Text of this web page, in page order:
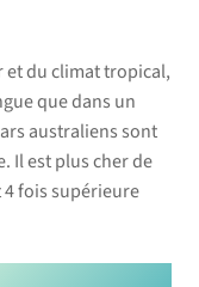
du climat tropical,
que dans un
australiens sont
Il est plus cher de
fois supérieure